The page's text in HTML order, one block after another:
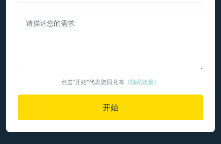
请描述您的需求
点击“开始”代表您同意本 《隐私政策》
开始